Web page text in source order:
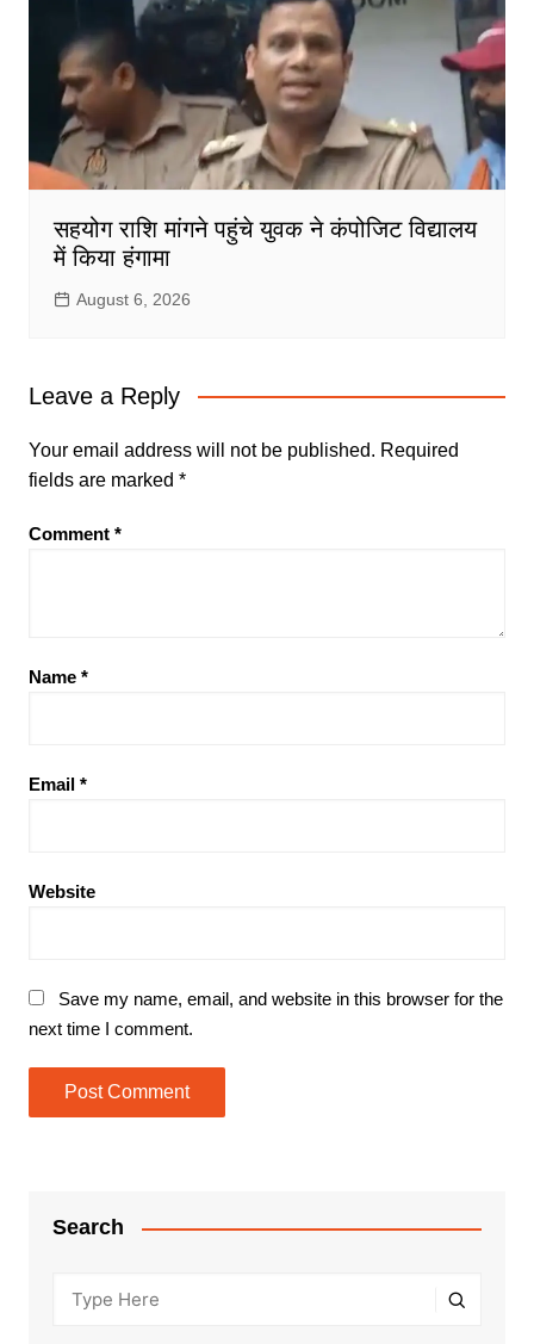
सहयोग राशि मांगने पहुंचे युवक ने कंपोजिट विद्यालय
में किया हंगामा
August 6, 2026
Leave a Reply
Your email address will not be published. Required
fields are marked *
Comment *
Name *
Email *
Website
Save my name, email, and website in this browser for the
next time I comment.
Search